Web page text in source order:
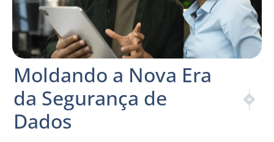
Moldando a Nova Era
da Segurança de
Dados